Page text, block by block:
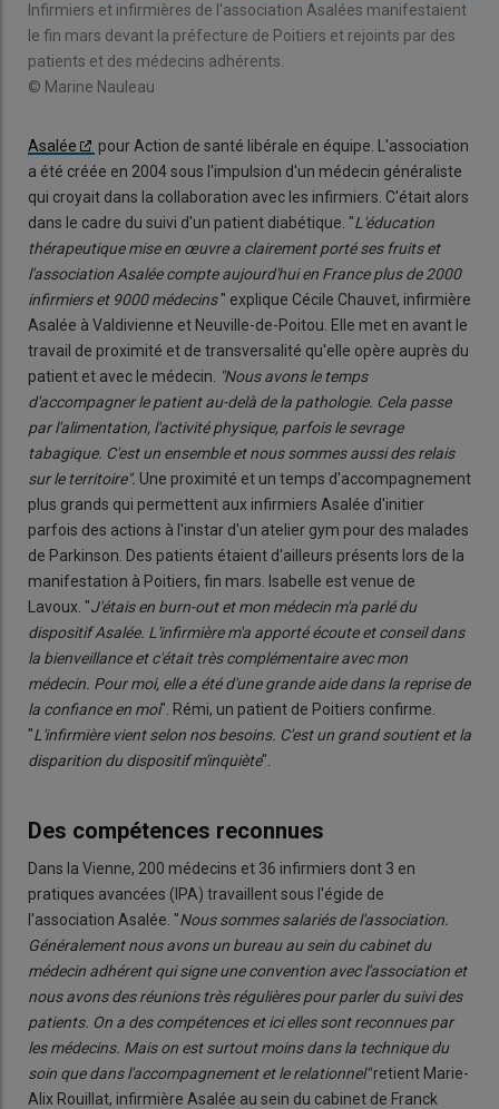
Infirmiers et infirmières de l'association Asalées manifestaient
le fin mars devant la préfecture de Poitiers et rejoints par des
patients et des médecins adhérents.
© Marine Nauleau
Asalée
pour Action de santé libérale en équipe. L'association
a été créée en 2004 sous l'impulsion d'un médecin généraliste
qui croyait dans la collaboration avec les infirmiers. C'était alors
dans le cadre du suivi d'un patient diabétique. "L'éducation
thérapeutique mise en œuvre a clairement porté ses fruits et
l'association Asalée compte aujourd'hui en France plus de 2000
infirmiers et 9000 médecins" explique Cécile Chauvet, infirmière
Asalée à Valdivienne et Neuville-de-Poitou. Elle met en avant le
travail de proximité et de transversalité qu'elle opère auprès du
patient et avec le médecin. "Nous avons le temps
d'accompagner le patient au-delà de la pathologie. Cela passe
par l'alimentation, l'activité physique, parfois le sevrage
tabagique. C'est un ensemble et nous sommes aussi des relais
sur le territoire". Une proximité et un temps d'accompagnement
plus grands qui permettent aux infirmiers Asalée d'initier
parfois des actions à l'instar d'un atelier gym pour des malades
de Parkinson. Des patients étaient d'ailleurs présents lors de la
manifestation à Poitiers, fin mars. Isabelle est venue de
Lavoux. "J'étais en burn-out et mon médecin m'a parlé du
dispositif Asalée. L'infirmière m'a apporté écoute et conseil dans
la bienveillance et c'était très complémentaire avec mon
médecin. Pour moi, elle a été d'une grande aide dans la reprise de
la confiance en moi". Rémi, un patient de Poitiers confirme.
"L'infirmière vient selon nos besoins. C'est un grand soutient et la
disparition du dispositif m'inquiète".
Des compétences reconnues
Dans la Vienne, 200 médecins et 36 infirmiers dont 3 en
pratiques avancées (IPA) travaillent sous l'égide de
l'association Asalée. "Nous sommes salariés de l'association.
Généralement nous avons un bureau au sein du cabinet du
médecin adhérent qui signe une convention avec l'association et
nous avons des réunions très régulières pour parler du suivi des
patients. On a des compétences et ici elles sont reconnues par
les médecins. Mais on est surtout moins dans la technique du
soin que dans l'accompagnement et le relationnel"retient Marie-
Alix Rouillat, infirmière Asalée au sein du cabinet de Franck